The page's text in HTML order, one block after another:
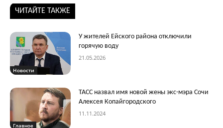
ЧИТАЙТЕ ТАКЖЕ
Новости
У жителей Ейского района отключили
горячую воду
21.05.2026
Главное
ТАСС назвал имя новой жены экс-мэра Сочи
Алексея Копайгородского
11.11.2024